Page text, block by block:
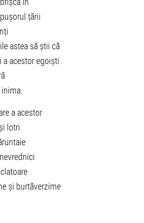
țării
astea să știi că
acestor egoiști
a acestor
lotri
și burtăverzime